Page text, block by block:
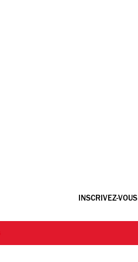
INSCRIVEZ-VOUS